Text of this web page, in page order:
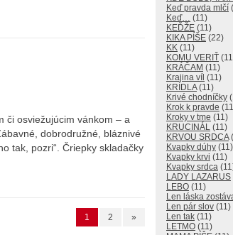
či osviežujúcim vánkom – a
dobrodružné, bláznivé
tak, pozri“. Čriepky skladačky
1 2 »
Keď pravda mlčí
Keď… (11)
KEĎŽE (11)
KIKA PÍŠE (22)
KK (11)
KOMU VERIŤ
KRÁČAM (11)
Krajina víl (11)
KRÍDLA(11)
Krivé chodníčky
Krok k pravde
Kroky v tme (11)
KRUCINÁL (11)
KRVOU SRDCA
Kvapky dúhy (11)
Kvapky krvi (11)
Kvapky srdca
LADY LAZARUS
LEBO (11)
Len láska
Len pár slov (11)
Len tak (11)
LETMO (11)